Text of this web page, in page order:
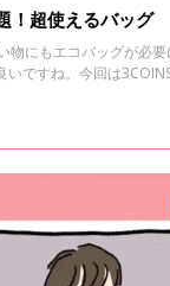
！超使えるバッグ
物にもエコバッグが必
ですね。今回は